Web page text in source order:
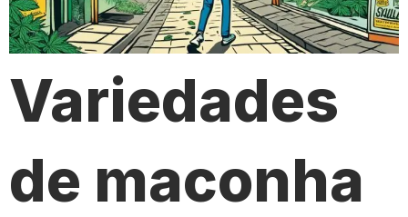
Variedades
de maconha